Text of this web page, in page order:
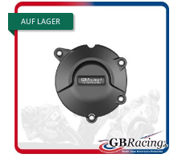
AUF LAGER